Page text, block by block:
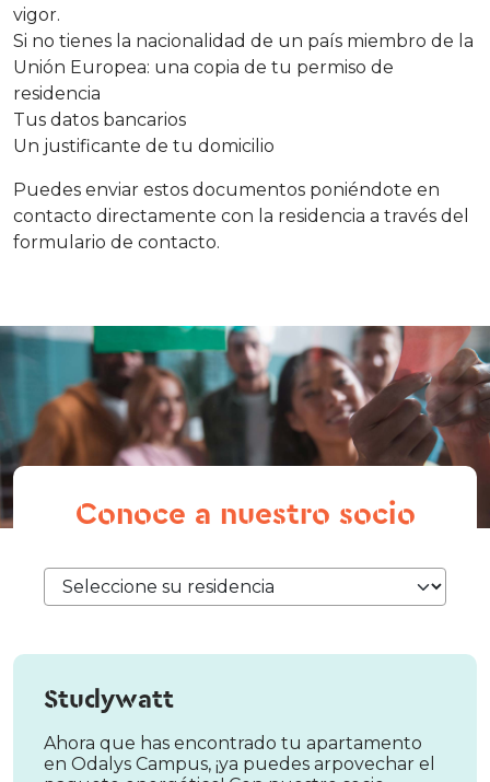
vigor.
Si no tienes la nacionalidad de un país miembro de la
Unión Europea: una copia de tu permiso de
residencia
Tus datos bancarios
Un justificante de tu domicilio
Puedes enviar estos documentos poniéndote en
contacto directamente con la residencia a través del
formulario de contacto.
Conoce a nuestro socio
Studywatt
Ahora que has encontrado tu apartamento
en Odalys Campus, ¡ya puedes arpovechar el